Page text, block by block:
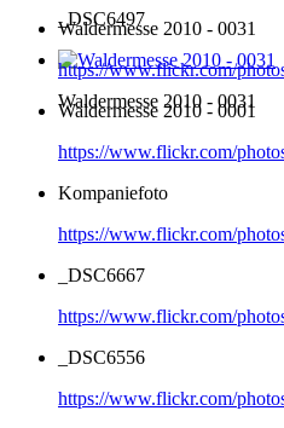
_DSC6497
Waldermesse 2010 - 0031
Waldermesse 2010 - 0031
https://www.flickr.com/
Waldermesse 2010 - 0001
https://www.flickr.com/
Kompaniefoto
https://www.flickr.com/
_DSC6667
https://www.flickr.com/
_DSC6556
https://www.flickr.com/